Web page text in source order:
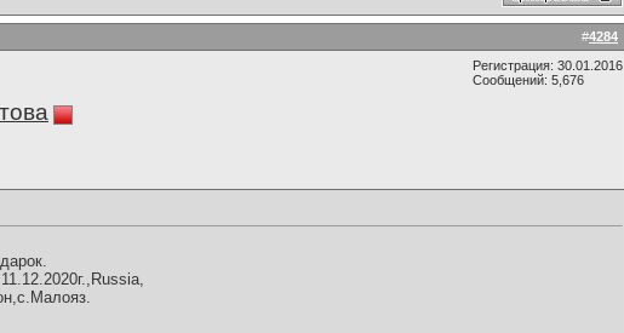
#4284
Регистрация: 30.01.2016
Сообщений: 5,676